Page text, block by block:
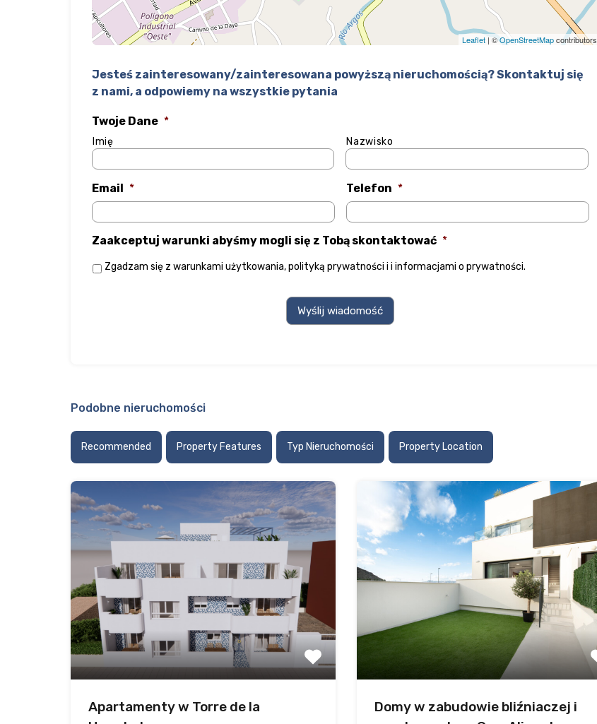
Leaflet| ©OpenStreetMapcontributors
Jesteś zainteresowany/zainteresowana powyższą nieruchomością? Skontaktuj się
z nami, a odpowiemy na wszystkie pytania
Twoje Dane *
Imię Nazwisko
Email * Telefon *
Zaakceptuj warunki abyśmy mogli się z Tobą skontaktować *
Zgadzam się z warunkami użytkowania,polityką prywatności i i informacjami o prywatności.
Podobne nieruchomości
Recommended Property Features Typ Nieruchomości Property Location
Apartamenty w Torre de la
Domy w zabudowie bliźniaczej i